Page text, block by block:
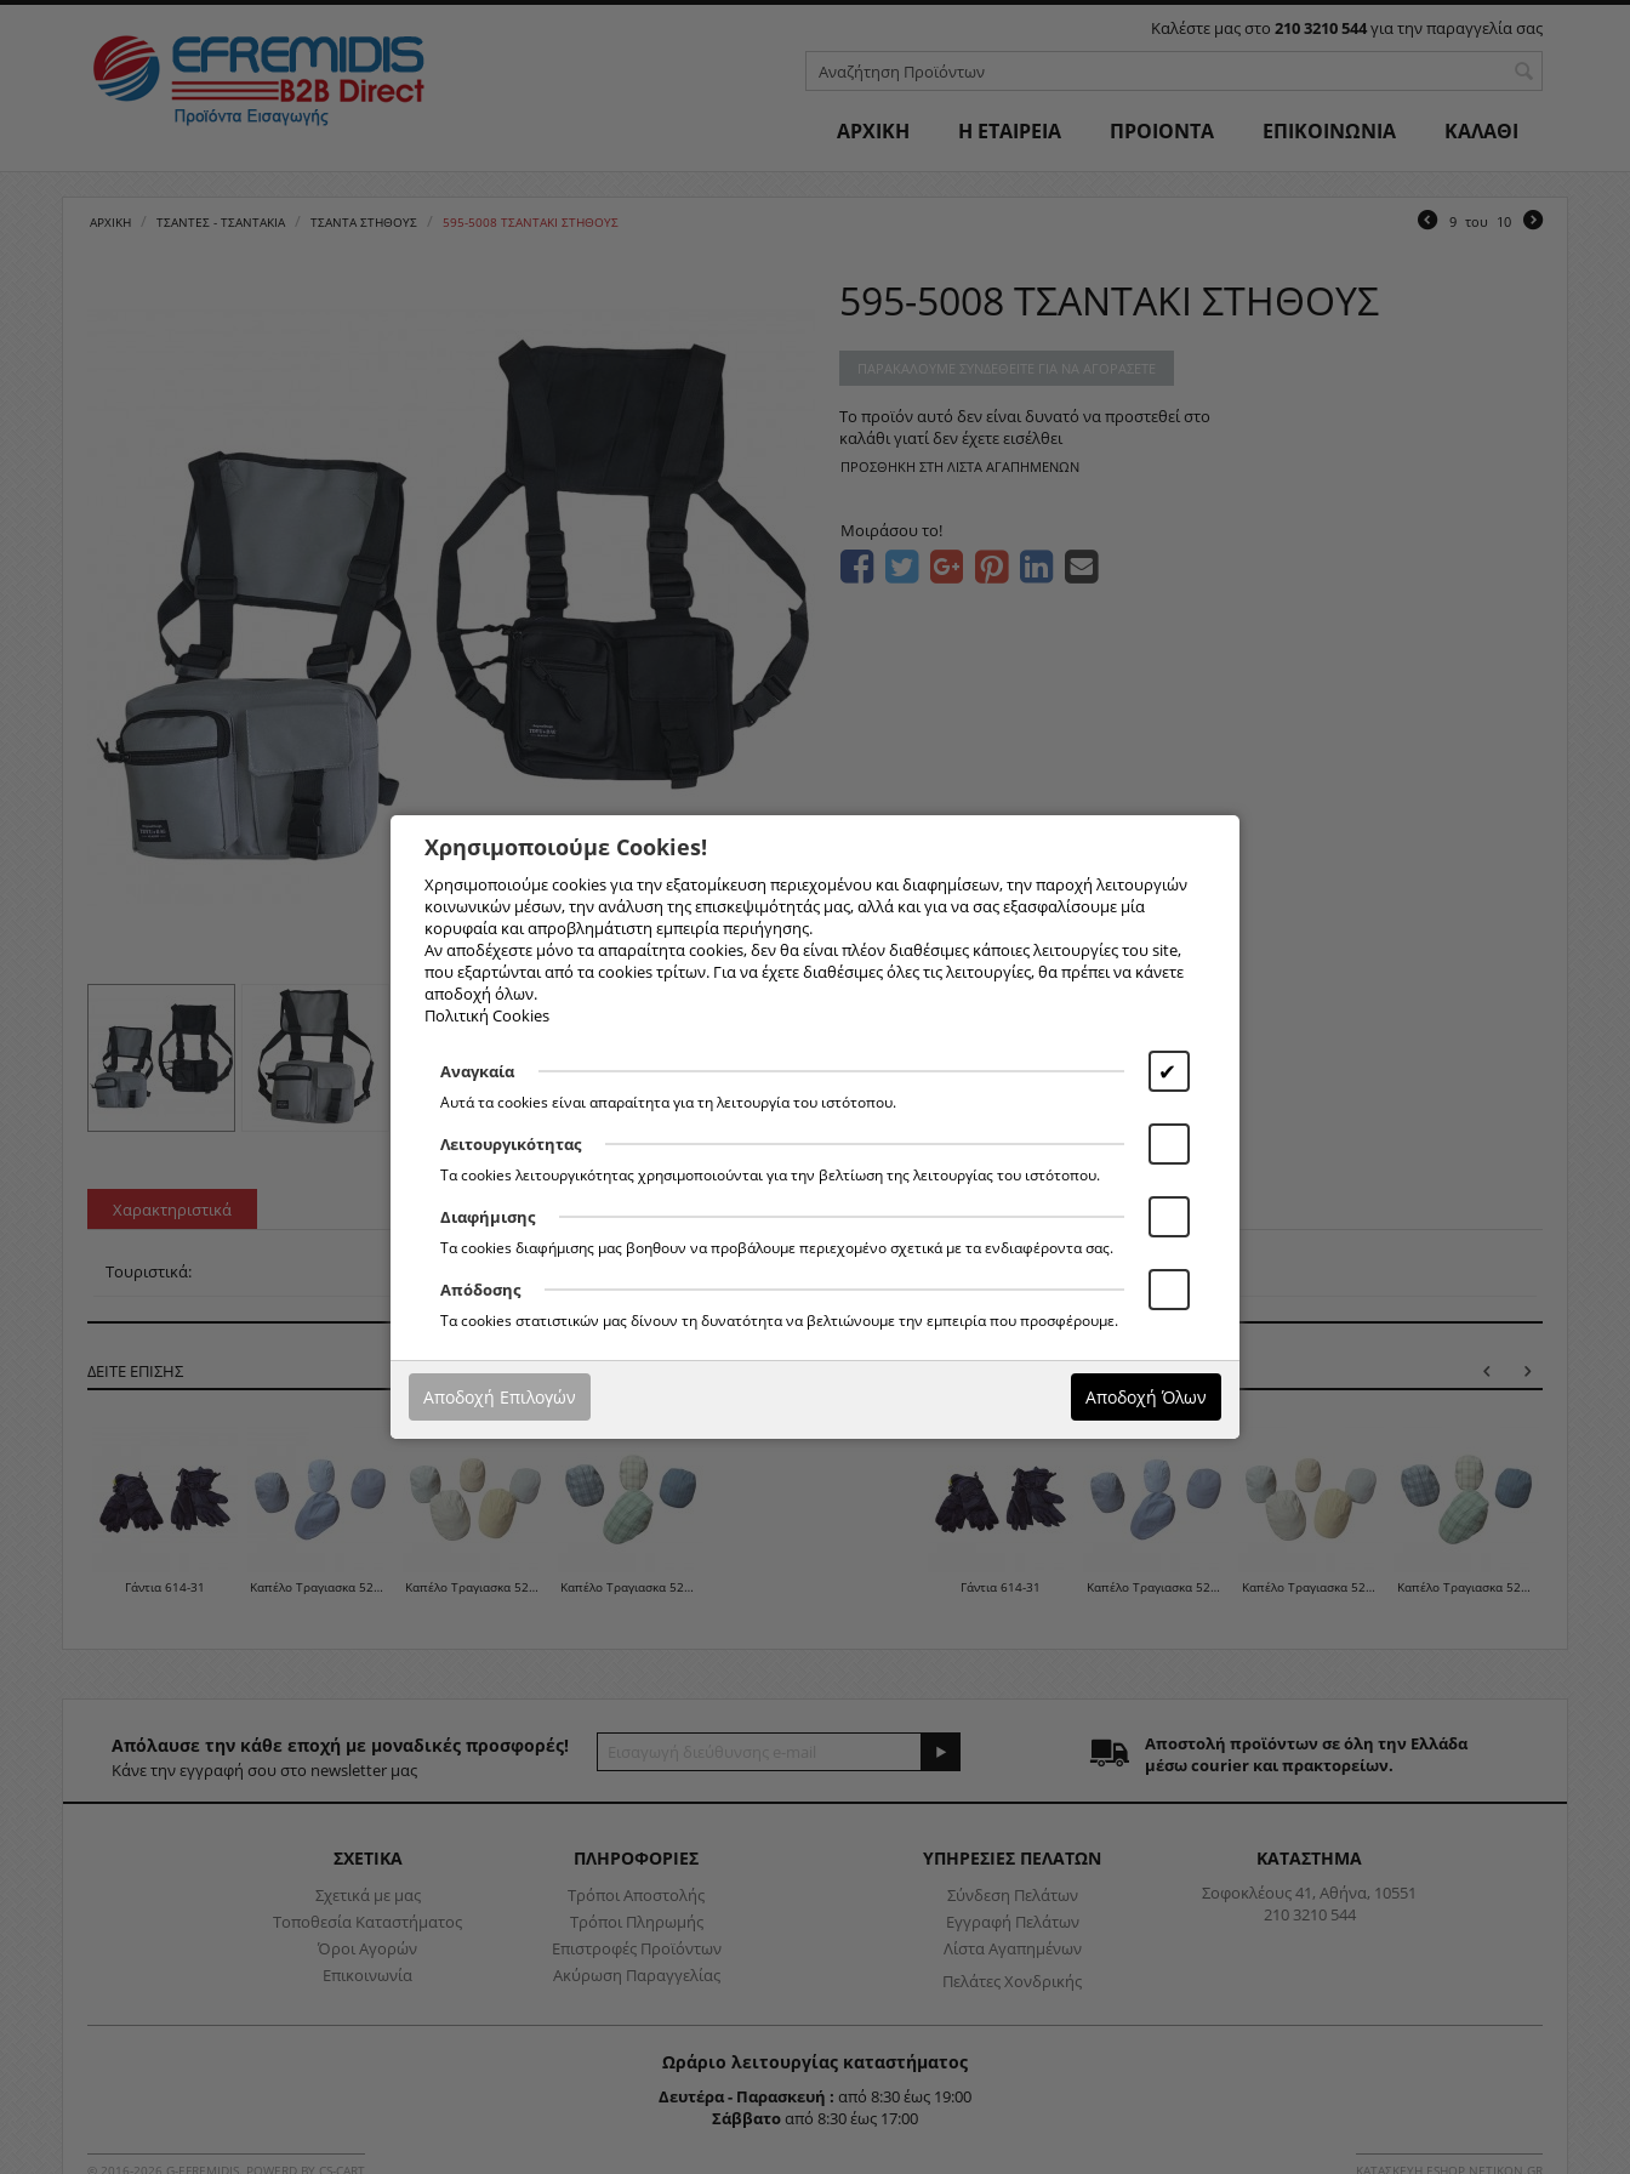
Καλέστε μας στο 210 3210 544για την παραγγελία σας
ΑΡΧΙΚΗ H ΕΤΑΙΡΕΙΑ ΠΡΟΙΟΝΤΑ ΕΠΙΚΟΙΝΩΝΙΑ ΚΑΛΑΘΙ
ΑΡΧΙΚΉ / ΤΣΑΝΤΕΣ - ΤΣΑΝΤΑΚΙΑ / ΤΣΑΝΤΆ ΣΤΗΘΟΥΣ / 595-5008 ΤΣΑΝΤΑΚΙ ΣΤΗΘΟΥΣ 9 του 10
595-5008 ΤΣΑΝΤΑΚΙ ΣΤΗΘΟΥΣ
ΠΑΡΑΚΑΛΟΎΜΕ ΣΥΝΔΕΘΕΊΤΕ ΓΙΑ ΝΑ ΑΓΟΡΆΣΕΤΕ
Το προϊόν αυτό δεν είναι δυνατό να προστεθεί στο
καλάθι γιατί δεν έχετε εισέλθει
ΠΡΟΣΘΉΚΗ ΣΤΗ ΛΊΣΤΑ ΑΓΑΠΗΜΈΝΩΝ
Μοιράσου το!
Χαρακτηριστικά
Τουριστικά:
ΔΕΙΤΕ ΕΠΙΣΗΣ
Γάντια 614-31 Καπέλο Τραγιασκα 525-0-9 Καπέλο Τραγιασκα 525-0-8 Καπέλο Τραγιασκα 525-0-7
Καπέλο Τραγιασκα 525-0-6 Καπέλο Τραγιασκα 525-0-5
ΣΥΝΔΥΆΣΤΕ ΤΟ ΜΕ ΆΛΛΑ ΠΡΟΪΌΝΤΑ
Γάντια 614-31 Καπέλο Τραγιασκα 525-0-9 Καπέλο Τραγιασκα 525-0-8 Καπέλο Τραγιασκα 525-0-7
Απόλαυσε την κάθε εποχή με μοναδικές προσφορές!
Κάνε την εγγραφή σου στο newsletter μας
Αποστολή προϊόντων σε όλη την Ελλάδα
μέσω courier και πρακτορείων.
ΣΧΕΤΙΚΑ
Σχετικά με μας
Τοποθεσία Καταστήματος
Όροι Αγορών
Επικοινωνία
ΠΛΗΡΟΦΟΡΙΕΣ
Τρόποι Αποστολής
Τρόποι Πληρωμής
Επιστροφές Προϊόντων
Ακύρωση Παραγγελίας
ΥΠΗΡΕΣΙΕΣ ΠΕΛΑΤΩΝ
Σύνδεση Πελάτων
Εγγραφή Πελάτων
Λίστα Αγαπημένων
Πελάτες Χονδρικής
ΚΑΤΑΣΤΗΜΑ
Σοφοκλέους 41, Αθήνα, 10551
210 3210 544
Ωράριο λειτουργίας καταστήματος
Δευτέρα - Παρασκευή : από 8:30 έως 19:00
Σάββατοαπό 8:30 έως 17:00
© 2016-2026 G-EFREMIDIS. POWERD BY CS-CART ΚΑΤΑΣΚΕΥΉ ESHOP NETIKON.GR
Χρησιμοποιούμε Cookies!
Χρησιμοποιούμε cookies για την εξατομίκευση περιεχομένου και διαφημίσεων, την παροχή λειτουργιών
κοινωνικών μέσων, την ανάλυση της επισκεψιμότητάς μας, αλλά και για να σας εξασφαλίσουμε μία
κορυφαία και απροβλημάτιστη εμπειρία περιήγησης.
Αν αποδέχεστε μόνο τα απαραίτητα cookies, δεν θα είναι πλέον διαθέσιμες κάποιες λειτουργίες του site,
που εξαρτώνται από τα cookies τρίτων. Για να έχετε διαθέσιμες όλες τις λειτουργίες, θα πρέπει να κάνετε
αποδοχή όλων.
Πολιτική Cookies
Αναγκαία ✔
Αυτά τα cookies είναι απαραίτητα για τη λειτουργία του ιστότοπου.
Λειτουργικότητας
Τα cookies λειτουργικότητας χρησιμοποιούνται για την βελτίωση της λειτουργίας του ιστότοπου.
Διαφήμισης
Τα cookies διαφήμισης μας βοηθουν να προβάλουμε περιεχομένο σχετικά με τα ενδιαφέροντα σας.
Απόδοσης
Τα cookies στατιστικών μας δίνουν τη δυνατότητα να βελτιώνουμε την εμπειρία που προσφέρουμε.
Αποδοχή Επιλογών Αποδοχή Όλων